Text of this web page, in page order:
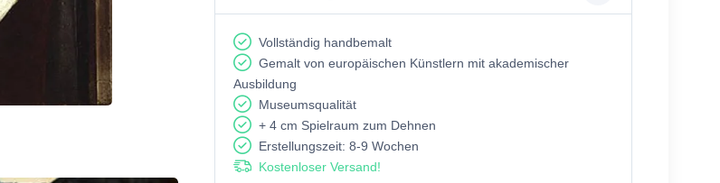
Vollständig handbemalt
Gemalt von europäischen Künstlern mit akademischer
Ausbildung
Museumsqualität
+ 4 cm Spielraum zum Dehnen
Erstellungszeit: 8-9 Wochen
Kostenloser Versand!